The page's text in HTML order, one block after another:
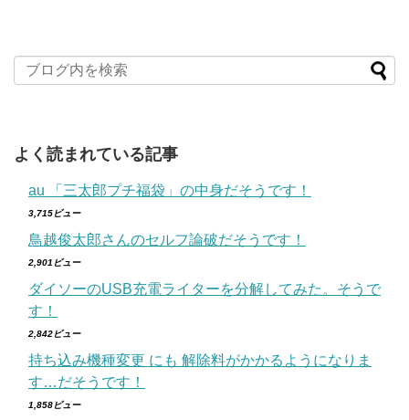
よく読まれている記事
au 「三太郎プチ福袋」の中身だそうです！
3,715ビュー
鳥越俊太郎さんのセルフ論破だそうです！
2,901ビュー
ダイソーのUSB充電ライターを分解してみた。そうで
す！
2,842ビュー
持ち込み機種変更 にも 解除料がかかるようになりま
す…だそうです！
1,858ビュー